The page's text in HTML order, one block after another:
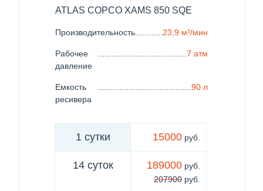
ATLAS COPCO XAMS 850 SQE
Производительность 23,9 м³/мин
Рабочее
давление
7 атм
Емкость
ресивера
90 л
1 сутки 15000 руб.
14 суток 189000 руб.
207900 руб.